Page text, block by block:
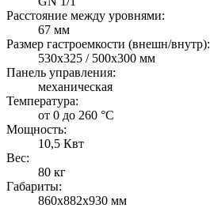
Расстояние между уровнями:
67 мм
Размер гастроемкости (внешн/внутр):
530x325 / 500x300 мм
Панель управления:
механическая
Температура:
от 0 до 260 °С
Мощность:
10,5 Квт
Вес:
80 кг
Габариты:
860х882х930 мм